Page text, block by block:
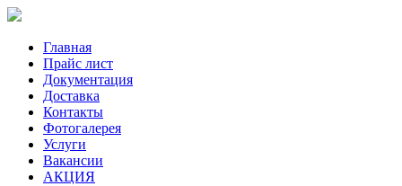
Главная
Прайс лист
Документация
Доставка
Контакты
Фотогалерея
Услуги
Вакансии
АКЦИЯ